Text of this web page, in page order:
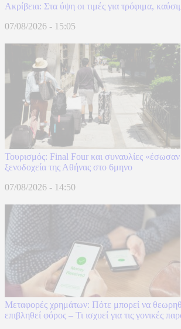
Ακρίβεια: Στα ύψη οι τιμές για τρόφιμα,
07/08/2026 - 15:05
Τουρισμός: Final Four και συναυλίες «έσωσαν
ξενοδοχεία της Αθήνας στο 6μηνο
07/08/2026 - 14:50
Μεταφορές χρημάτων: Πότε μπορεί να
επιβληθεί φόρος – Τι ισχυεί για τις γονικές